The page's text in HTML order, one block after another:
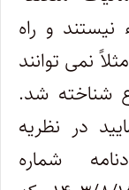
و راه
نمی توانند
شناخته شد.
در نظریه
شماره